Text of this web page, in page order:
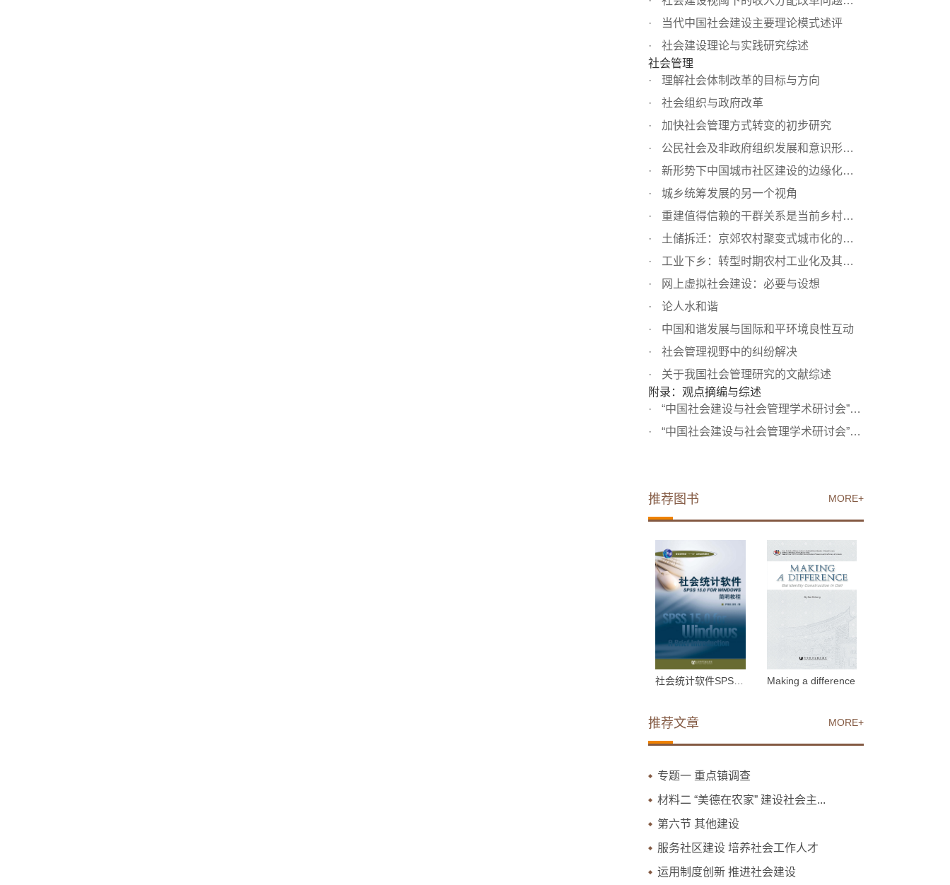
当代中国社会建设主要理论模式述评
社会建设理论与实践研究综述
社会管理
理解社会体制改革的目标与方向
社会组织与政府改革
加快社会管理方式转变的初步研究
公民社会及非政府组织发展和意识形态挑战
新形势下中国城市社区建设的边缘化问题
城乡统筹发展的另一个视角
重建值得信赖的干群关系是当前乡村建设的当务之急——新农...
土储拆迁：京郊农村聚变式城市化的思考——依据朝阳区崔各...
工业下乡：转型时期农村工业化及其负面性
网上虚拟社会建设：必要与设想
论人水和谐
中国和谐发展与国际和平环境良性互动
社会管理视野中的纠纷解决
关于我国社会管理研究的文献综述
附录：观点摘编与综述
“中国社会建设与社会管理学术研讨会”与会专家观点摘编
“中国社会建设与社会管理学术研讨会”综述
MORE+
推荐图书
Making a difference
MORE+
推荐文章
专题一 重点镇调查
材料二 “美德在农家” 建设社会主...
第六节 其他建设
服务社区建设 培养社会工作人才
运用制度创新 推进社会建设